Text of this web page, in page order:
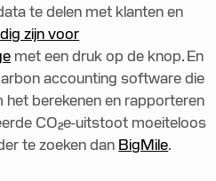
te delen met klanten en
zijn voor
met een druk op de knop. En
accounting software die
berekenen en rapporteren
CO₂e-uitstoot moeiteloos
te zoeken dan BigMile.